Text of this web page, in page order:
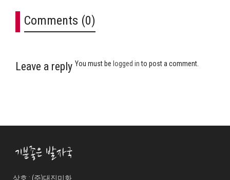
Comments (0)
Leave a reply You must be logged into post a comment.
상호 : (주)대진미화